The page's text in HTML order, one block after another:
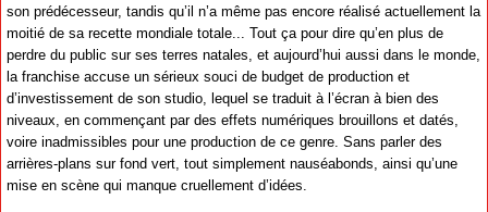
son prédécesseur, tandis qu’il n’a même pas encore réalisé actuellement la
moitié de sa recette mondiale totale... Tout ça pour dire qu’en plus de
perdre du public sur ses terres natales, et aujourd’hui aussi dans le monde,
la franchise accuse un sérieux souci de budget de production et
d’investissement de son studio, lequel se traduit à l’écran à bien des
niveaux, en commençant par des effets numériques brouillons et datés,
voire inadmissibles pour une production de ce genre. Sans parler des
arrières-plans sur fond vert, tout simplement nauséabonds, ainsi qu’une
mise en scène qui manque cruellement d’idées.